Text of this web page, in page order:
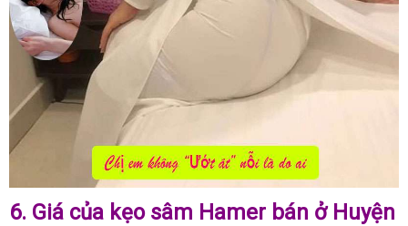
6. Giá của kẹo sâm Hamer bán ở Huyện